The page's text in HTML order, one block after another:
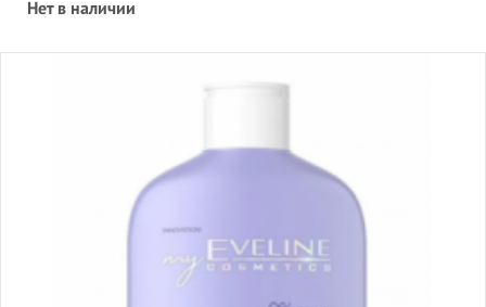
Нет в наличии